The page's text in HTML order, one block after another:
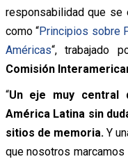
responsabilidad que se
como “Principios sobre
Américas“, trabajado
Comisión
“Un eje muy central
América Latina sin
sitios de memoria. Y
que nosotros